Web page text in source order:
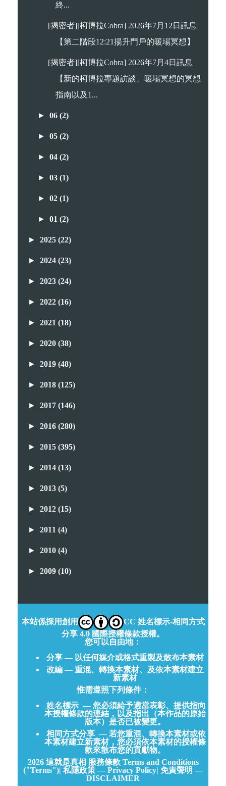
終...
[揭密者][柯博拉Cobra] 2026年7月12日訊息
【第二階段12:21揚升門戶的暖場冥想】
[揭密者][柯博拉Cobra] 2026年7月4日訊息
【新的柯博拉專題訪談、暖場冥想的冥想
指南以及1...
►06(2)
►05(2)
►04(2)
►03(1)
►02(1)
►01(2)
► 2025 (22)
► 2024 (23)
► 2023 (24)
► 2022 (16)
► 2021 (18)
► 2020 (38)
► 2019 (48)
► 2018 (125)
► 2017 (146)
► 2016 (280)
► 2015 (395)
► 2014 (13)
► 2013 (5)
► 2012 (15)
► 2011 (4)
► 2010 (4)
► 2009 (10)
本站係採用創用
CC 姓名標示-相同方式
分享 4.0 國際授權條款授權。
您可以自由地：
分享 — 以任何媒介或格式重製及散布本素材
改編 — 重混、轉換本素材、及依本素材建立
新素材
惟需遵照下列條件：
姓名標示 — 您必須給予適當表彰、提供指向
本授權條款的連結，以及指出（本作品的原始
版本）是否已被變更。
相同方式分享 — 若您重混、轉換本素材或依
本素材建立新素材，您必須依本素材的授權條
款來散布您的貢獻物。
2026 這就是真相 服務條款 Terms and Conditions
("Terms")| 私隱政策 — Privacy Policy| 免責聲明 —
DISCLAIMER